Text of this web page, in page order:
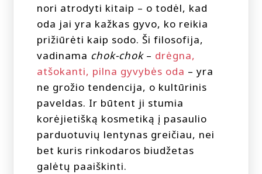
nori atrodyti kitaip – o todėl, kad
oda jai yra kažkas gyvo, ko reikia
prižiūrėti kaip sodo. Ši filosofija,
vadinama chok-chok– drėgna,
atšokanti, pilna gyvybės oda – yra
ne grožio tendencija, o kultūrinis
paveldas. Ir būtent ji stumia
korėjietišką kosmetiką į pasaulio
parduotuvių lentynas greičiau, nei
bet kuris rinkodaros biudžetas
galėtų paaiškinti.